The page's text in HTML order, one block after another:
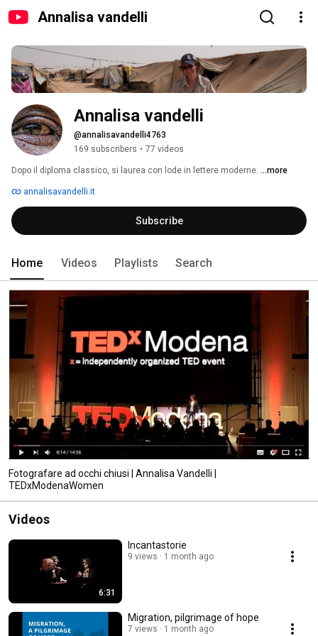
Annalisa vandelli
Annalisa vandelli
@annalisavandelli4763
169 subscribers • 77 videos
Dopo il diploma classico, si laurea con lode in lettere moderne. ...more
annalisavandelli.it
Subscribe
Home Videos Playlists Search
Fotografare ad occhi chiusi | Annalisa Vandelli |
TEDxModenaWomen
Videos
6:31
Incantastorie
9 views 1 month ago
Migration, pilgrimage of hope
7 views 1 month ago